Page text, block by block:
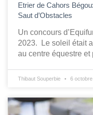
Etrier de Cahors
Saut d’Obstacles
Un concours
2023. Le soleil était
au centre équestre et
Thibaut Souperbie 6